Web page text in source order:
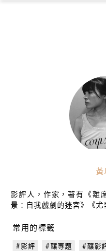
黃
影評人，作家，著有《離
景：自我戲劇的迷宮》《尤
常用的標籤
#影評 #釀專題 #釀影